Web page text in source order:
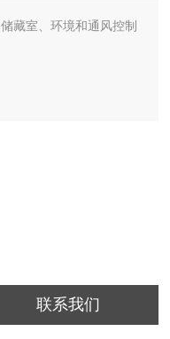
藏室、环境和通风控制
联系我们